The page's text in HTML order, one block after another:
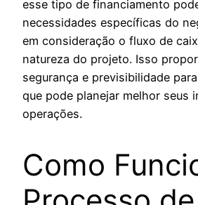
esse tipo de financiamento
necessidades específicas do
em consideração o fluxo de
natureza do projeto. Isso
segurança e previsibilidade
que pode planejar melhor seus
operações.
Como